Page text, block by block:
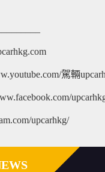
駕輛
upcarhkg/